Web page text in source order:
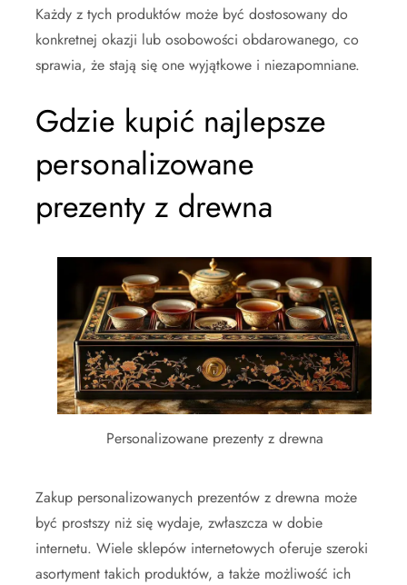
Każdy z tych produktów może być dostosowany do
konkretnej okazji lub osobowości obdarowanego, co
sprawia, że stają się one wyjątkowe i niezapomniane.
Gdzie kupić najlepsze
personalizowane
prezenty z drewna
Personalizowane prezenty z drewna
Zakup personalizowanych prezentów z drewna może
być prostszy niż się wydaje, zwłaszcza w dobie
internetu. Wiele sklepów internetowych oferuje szeroki
asortyment takich produktów, a także możliwość ich